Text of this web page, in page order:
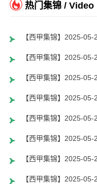
热门集锦 / Video
【西甲集锦】2025-
【西甲集锦】2025-
【西甲集锦】2025-
【西甲集锦】2025-
【西甲集锦】2025-
【西甲集锦】2025-
【西甲集锦】2025-
【西甲集锦】2025-